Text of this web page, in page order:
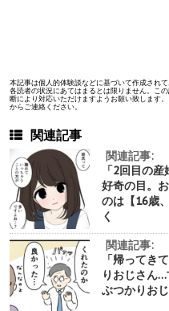
本記事は個人的体験談などに基づいて作成され
各読者の状況にあてはまるとは限りません。こ
断により対応いただけますようお願い致します
からご連絡ください。
関連記事
関連記事:
「2回目の
好奇の目。
のは【16歳
く
関連記事:
「帰ってき
りおじさん
ぶつかりお